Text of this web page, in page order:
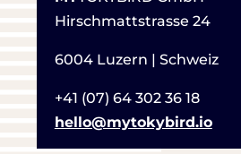
Hirschmattstrasse 24
6004 Luzern | Schweiz
+41 (07) 64 302 36 18
hello@mytokybird.io